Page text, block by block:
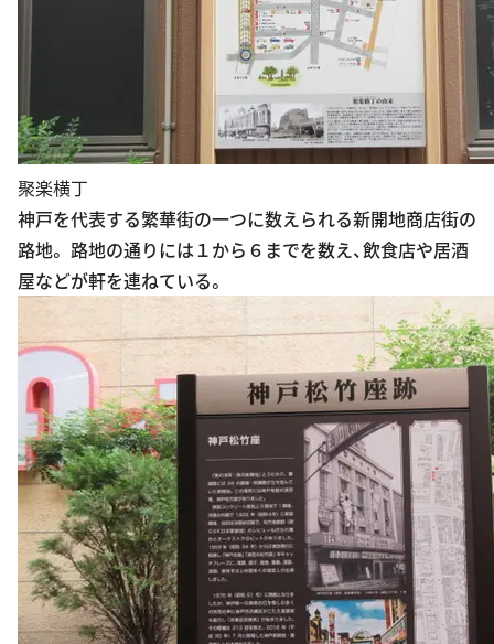
聚楽横丁
神戸を代表する繁華街の一つに数えられる新開地商店街の
路地。 路地の通りには１から６までを数え、飲食店や居酒
屋などが軒を連ねている。